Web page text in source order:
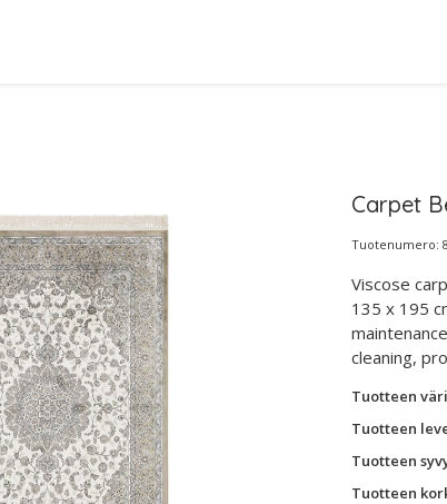
Carpet
Tuotenumero:
Viscose
135 x 195
cleaning,
Tuotteen väri
Tuotteen
Tuotteen
Tuotteen